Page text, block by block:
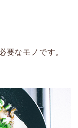
なモノです。